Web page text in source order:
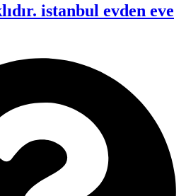
istanbul evden eve